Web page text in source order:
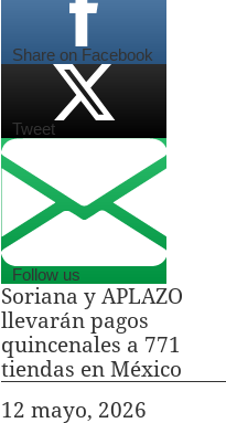
Share on Facebook
Tweet
Follow us
Soriana y APLAZO
llevarán pagos
quincenales a 771
tiendas en México
Fecha
12 mayo, 2026